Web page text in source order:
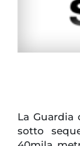
La
sotto